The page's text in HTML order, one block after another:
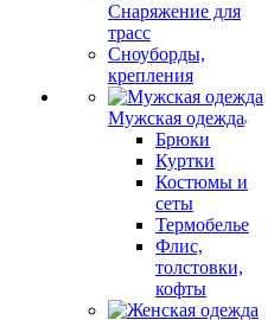
Снаряжение для
трасс
Сноуборды,
крепления
Мужская одежда
Брюки
Куртки
Костюмы и
сеты
Термобелье
Флис,
толстовки,
кофты